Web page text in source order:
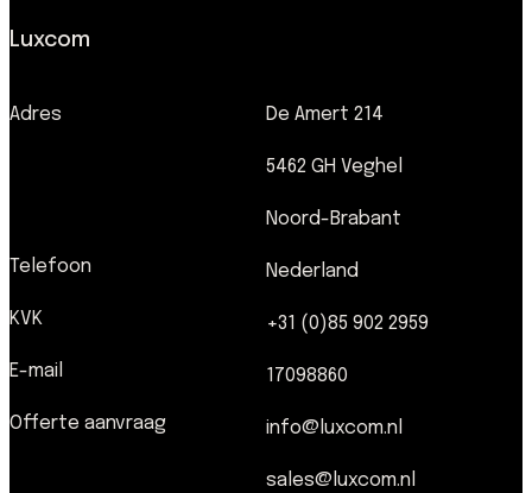
Luxcom
Adres
Telefoon
KVK
E-mail
Offerte aanvraag
De Amert 214
5462 GH Veghel
Noord-Brabant
Nederland
+31 (0)85 902 2959
17098860
info@luxcom.nl
sales@luxcom.nl